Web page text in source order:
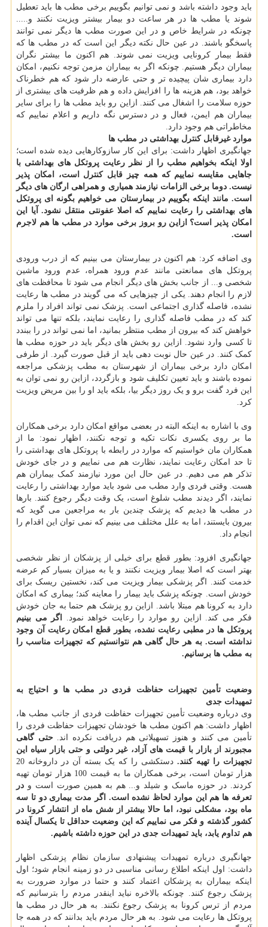
باید وجود داشته باشد و نمی توانیم بگوییم برخی مطب ها باید تعطیل
شوند یا مطب ها در هر ساعت دو بیمار بیشتر ویزیت نکنند و.....
چونکه در شرایط خاص و در این صورت مطب ها دیگر نمی توانند
پاسخگو باشند. در عین حال نکته دیگر این است که در مطب ها که
فقط بیمار کرونایی ویزیت نمی شوند. هم اکنون ما بیشتر نگران
بیماران دیگر هستیم. چونکه اگر به بیماران مزمن توجه نکنیم، امکان
دارد بیماری شان پیچیده تر و حتی عارضه دار شود که هم خطرناک
خواهد بود، هم هزینه ها را افزایش داده و هم ظرفیت های بیشتری از
حوزه سلامت را اشغال می کنند. ازاین رو باید مطب ها را برای سایر
بیماران هم ایمن، فعال و در دسترس نگه داریم و اعلام نماییم که
مخاطراتی هم وجود دارد.
موارد غیرقابل کنترل بهداشتی در مطب ها
جهانگیری اظهار داشت: برای این کار سازوکارهایی دیده شده است؛
اولا اینکه بخواهیم مطب را از نظر رعایت پروتکل های بهداشتی با
جاهایی مقایسه نماییم که همه چیز قابل کنترل است، امکان پذیر
نیست. دوما برخی الزامات نیازمند همیاری و همراهی ارگان های دیگر
است. مانند اینکه بگوییم در بیمارستان می خواهیم بگونه ای پروتکل
های بهداشتی را رعایت نماییم که اصلا عفونتی منتقل نشود. آیا این
امکان پذیر است؟ ازاین رو بروز برخی موارد در مطب ها هم لاجرم
است.
وی اضافه کرد: هم اکنون در بیمارستان می بینیم که از درب ورودی
پروتکل های ممانعتی مانند عدم ورود همراه، عدم ورود ماشین
شخصی و... از جانب بخش های دیگر انجام می شود تا محافظت های
لازم را انجام دهند. یکی از چیزهایی که می گویند در مطب ها رعایت
نشده، فاصله گذاری اجتماعی است. پزشک نمی تواند افراد را ملزم
کند که در مطب فاصله گذاری را رعایت نمایند، بلکه تنها می تواند
خواهش کند که بیرون از مطب منتظر بمانید، اما نمی تواند در را ببندد
تا کسی وارد نشود. ازاین رو بخش های دیگر باید در حوزه مطب ها
کمک کنند. در عین حال نوبت دهی باید از قبل صورت گیرد. از طرفی
امکان دارد برخی بیماران از شهرستان به مطب پزشکی مراجعه
نموده باشند و باید تعیین تکلیف شود و بازگردد، ازاین رو نمی توان به
این فرد گفت برو و یک روز دیگر بیا، بلکه باید او را بین مریض ویزیت
کرد.
وی با اشاره به اینکه البته در بعضی مواقع امکان دارد برخی همکاران
ما بر روی یکسری نکات تکیه و توجه نکنند، اظهار نمود: ما از
همکاران مان خواستیم که موارد در رابطه با پروتکل های بهداشتی را
تا حد امکان رعایت نمایند، نظارت هم می نماییم و در جای خودش
تذکر هم می دهیم. در عین حال این مورد نیازمند کمک بیماران هم
هست. وقتی فردی وارد مطب می شود باید موارد بهداشتی را رعایت
نمایند، اگر دیدند مطب شلوغ است، یک وقت دیگر رجوع کنند. بارها
در مطب ها دیدیم که پزشک چندین بار به مراجعین می گوید که
بیرون بایستند، اما به علل مختلف می بینیم که نمی توان این اقدام را
انجام داد.
جهانگیری افزود: بطور قطع برای خیلی از پزشکان از نظر شخصی
بهتر است که اصلا بیمار ویزیت نکنند و یا به میزان بسیار کم عرضه
خدمت کنند. اگر پزشکی بیمار ویزیت می کند، نخستین ریسک برای
خودش است. چونکه پزشک باید بیمار را معاینه کند؛ بیماری که امکان
دارد به کرونا هم مبتلا باشد. ازاین رو پزشک هم حتما به جان خودش
فکر می کند. ازاین رو موارد را رعایت خواهد نمود.
اگر می بینیم
پروتکل ها در مطبی رعایت نشده، بطور قطع امکان رعایت آن وجود
نداشته است. به هر حال گاهی هم نتوانستیم که تجهیزات مناسب را
به مطب ها برسانیم.
وضعیت تأمین تجهیزات حفاظت فردی در مطب ها و احتیاج به
تمهیدات جدی
وی درباره وضعیت تأمین تجهیزات حفاظت فردی از جانب مطب ها،
اظهار داشت: هم اکنون مطب ها خودشان تجهیزات حفاظت فردی را
تأمین می کنند و هنوز تسهیلاتی هم دریافت نکرده اند.
حتی گاهی
مجبورند از بازار با قیمت های آزاد، غیر دولتی و حتی بازار سیاه این
تجهیزات را تهیه کنند.
دستکشی را که یک بسته آن در داروخانه 20
هزار تومان است، برخی همکاران ما به قیمت 100 هزار تومان تهیه
کردند. در حوزه ماسک و شیلد و... هم به همین صورت است و در
تعرفه ها هم این موارد لحاظ نشده است. اگر مدت بیماری دو تا سه
ماه بود، مشکلی نبود، اما حالا بیشتر از شش ماه از انتشار کرونا در
کشور گذشته و فکر می نماییم که این وضعیت حداقل تا یکسال آینده
هم تداوم یابد، باید تمهیدات جدی در این حوزه داشته باشیم.
جهانگیری درباره تمهیدات پیشنهادی سازمان نظام پزشکی اظهار
داشت: اول اینکه اطلاع رسانی مناسبی در دو زمینه انجام شود؛ اول
اینکه بیماران به پزشکان اعتماد کنند و حتما در موارد ضرورت به
پزشک رجوع کنند. چونکه بالاخره نباید اینقدر مردم را بترسانیم که
مردم از ترس کرونا به پزشک رجوع نکنند. به هر حال در مطب ها
پروتکل ها رعایت می شود. به هر حال مردم باید بدانند که در همه جا